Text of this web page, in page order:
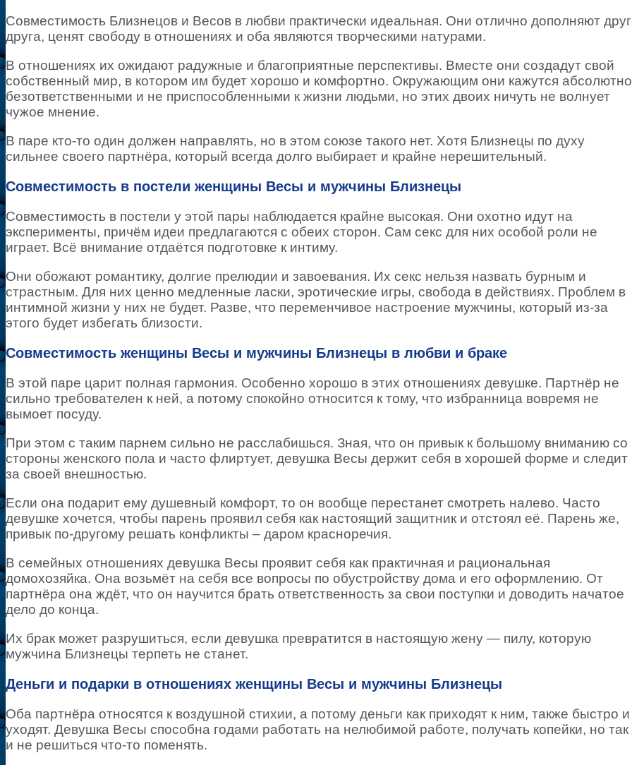
Совместимость Близнецов и Весов в любви практически идеальная. Они отлично дополняют друг
друга, ценят свободу в отношениях и оба являются творческими натурами.
В отношениях их ожидают радужные и благоприятные перспективы. Вместе они создадут свой
собственный мир, в котором им будет хорошо и комфортно. Окружающим они кажутся абсолютно
безответственными и не приспособленными к жизни людьми, но этих двоих ничуть не волнует
чужое мнение.
В паре кто-то один должен направлять, но в этом союзе такого нет. Хотя Близнецы по духу
сильнее своего партнёра, который всегда долго выбирает и крайне нерешительный.
Совместимость в постели женщины Весы и мужчины Близнецы
Совместимость в постели у этой пары наблюдается крайне высокая. Они охотно идут на
эксперименты, причём идеи предлагаются с обеих сторон. Сам секс для них особой роли не
играет. Всё внимание отдаётся подготовке к интиму.
Они обожают романтику, долгие прелюдии и завоевания. Их секс нельзя назвать бурным и
страстным. Для них ценно медленные ласки, эротические игры, свобода в действиях. Проблем в
интимной жизни у них не будет. Разве, что переменчивое настроение мужчины, который из-за
этого будет избегать близости.
Совместимость женщины Весы и мужчины Близнецы в любви и браке
В этой паре царит полная гармония. Особенно хорошо в этих отношениях девушке. Партнёр не
сильно требователен к ней, а потому спокойно относится к тому, что избранница вовремя не
вымоет посуду.
При этом с таким парнем сильно не расслабишься. Зная, что он привык к большому вниманию со
стороны женского пола и часто флиртует, девушка Весы держит себя в хорошей форме и следит
за своей внешностью.
Если она подарит ему душевный комфорт, то он вообще перестанет смотреть налево. Часто
девушке хочется, чтобы парень проявил себя как настоящий защитник и отстоял её. Парень же,
привык по-другому решать конфликты – даром красноречия.
В семейных отношениях девушка Весы проявит себя как практичная и рациональная
домохозяйка. Она возьмёт на себя все вопросы по обустройству дома и его оформлению. От
партнёра она ждёт, что он научится брать ответственность за свои поступки и доводить начатое
дело до конца.
Их брак может разрушиться, если девушка превратится в настоящую жену — пилу, которую
мужчина Близнецы терпеть не станет.
Деньги и подарки в отношениях женщины Весы и мужчины Близнецы
Оба партнёра относятся к воздушной стихии, а потому деньги как приходят к ним, также быстро и
уходят. Девушка Весы способна годами работать на нелюбимой работе, получать копейки, но так
и не решиться что-то поменять.